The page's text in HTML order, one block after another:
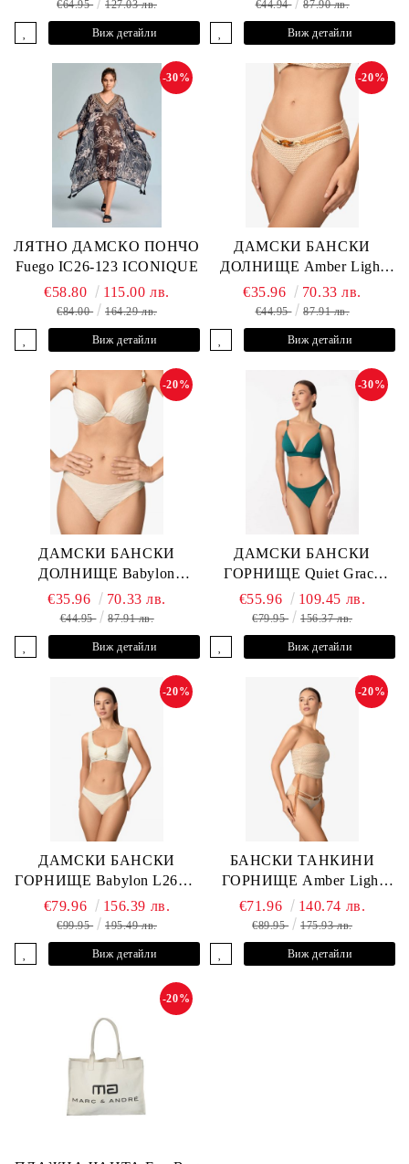
€64.95 127.03 лв.
Виж детайли
€44.94 87.90 лв.
Виж детайли
ЛЯТНО ДАМСКО ПОНЧО
Fuego IC26-123 ICONIQUE
-30%
€58.80 115.00 лв.
€84.00 164.29 лв.
Виж детайли
ДАМСКИ БАНСКИ
ДОЛНИЩЕ Amber Light
L2605-Z-MCB MARC &
ANDRE
-20%
€35.96 70.33 лв.
€44.95 87.91 лв.
Виж детайли
ДАМСКИ БАНСКИ
ДОЛНИЩЕ Babylon
L2613-Z-MTB MARC &
ANDRE
-20%
€35.96 70.33 лв.
€44.95 87.91 лв.
Виж детайли
ДАМСКИ БАНСКИ
ГОРНИЩЕ Quiet Grace
L2607-Y-352 MARC &
ANDRE
-30%
€55.96 109.45 лв.
€79.95 156.37 лв.
Виж детайли
ДАМСКИ БАНСКИ
ГОРНИЩЕ Babylon L2613-
YP-682 MARC & ANDRE
-20%
€79.96 156.39 лв.
€99.95 195.49 лв.
Виж детайли
БАНСКИ ТАНКИНИ
ГОРНИЩЕ Amber Light
L2605-Y-803 MARC &
ANDRE
-20%
€71.96 140.74 лв.
€89.95 175.93 лв.
Виж детайли
-20%